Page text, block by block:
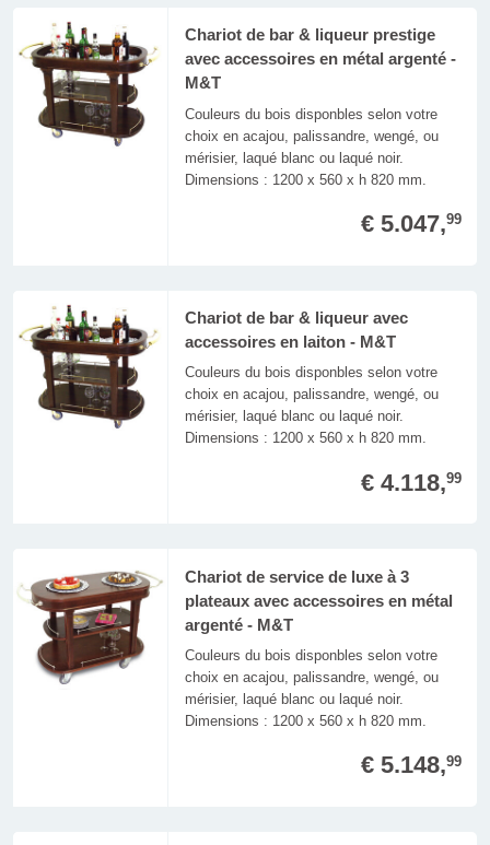
Chariot de bar & liqueur prestige
avec accessoires en métal argenté -
M&T
Couleurs du bois disponbles selon votre
choix en acajou, palissandre, wengé, ou
mérisier, laqué blanc ou laqué noir.
Dimensions : 1200 x 560 x h 820 mm.
€ 5.047,99
Chariot de bar & liqueur avec
accessoires en laiton - M&T
Couleurs du bois disponbles selon votre
choix en acajou, palissandre, wengé, ou
mérisier, laqué blanc ou laqué noir.
Dimensions : 1200 x 560 x h 820 mm.
€ 4.118,99
Chariot de service de luxe à 3
plateaux avec accessoires en métal
argenté - M&T
Couleurs du bois disponbles selon votre
choix en acajou, palissandre, wengé, ou
mérisier, laqué blanc ou laqué noir.
Dimensions : 1200 x 560 x h 820 mm.
€ 5.148,99